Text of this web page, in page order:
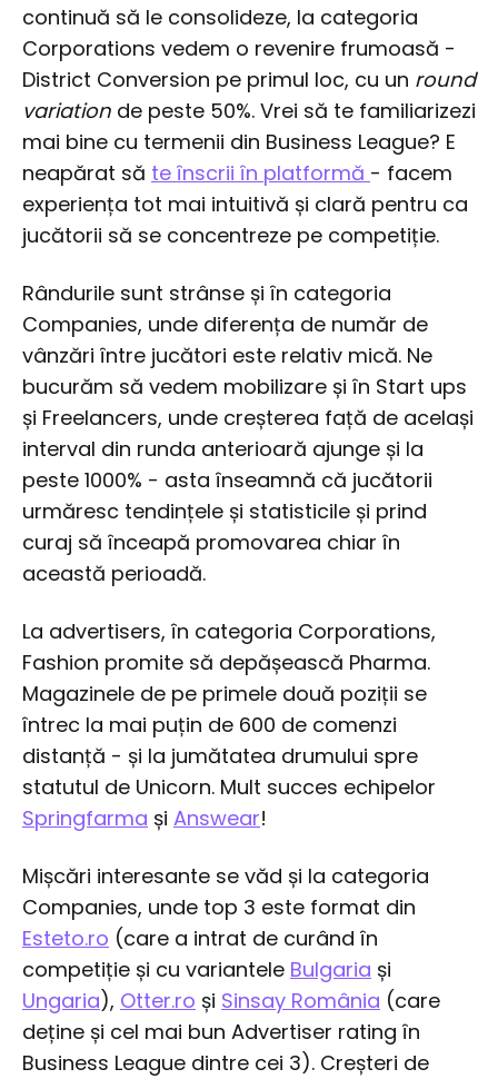
continuă să le consolideze, la categoria
Corporations vedem o revenire frumoasă -
District Conversion pe primul loc, cu un round
variation de peste 50%. Vrei să te familiarizezi
mai bine cu termenii din Business League? E
neapărat să te înscrii în platformă - facem
experiența tot mai intuitivă și clară pentru ca
jucătorii să se concentreze pe competiție.
Rândurile sunt strânse și în categoria
Companies, unde diferența de număr de
vânzări între jucători este relativ mică. Ne
bucurăm să vedem mobilizare și în Start ups
și Freelancers, unde creșterea față de același
interval din runda anterioară ajunge și la
peste 1000% - asta înseamnă că jucătorii
urmăresc tendințele și statisticile și prind
curaj să înceapă promovarea chiar în
această perioadă.
La advertisers, în categoria Corporations,
Fashion promite să depășească Pharma.
Magazinele de pe primele două poziții se
întrec la mai puțin de 600 de comenzi
distanță - și la jumătatea drumului spre
statutul de Unicorn. Mult succes echipelor
Springfarma și Answear!
Mișcări interesante se văd și la categoria
Companies, unde top 3 este format din
Esteto.ro (care a intrat de curând în
competiție și cu variantele Bulgaria și
Ungaria), Otter.ro și Sinsay România (care
deține și cel mai bun Advertiser rating în
Business League dintre cei 3). Creșteri de